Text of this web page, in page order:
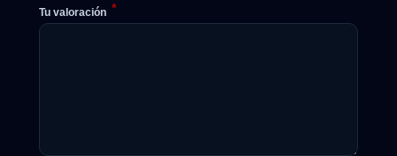
Tu valoración *